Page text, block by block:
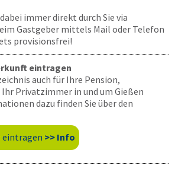
immer direkt durch Sie via
Gastgeber mittels Mail oder Telefon
provisionsfrei!
eintragen
auch für Ihre Pension,
Privatzimmer in und um Gießen
dazu finden Sie über den
>> Info